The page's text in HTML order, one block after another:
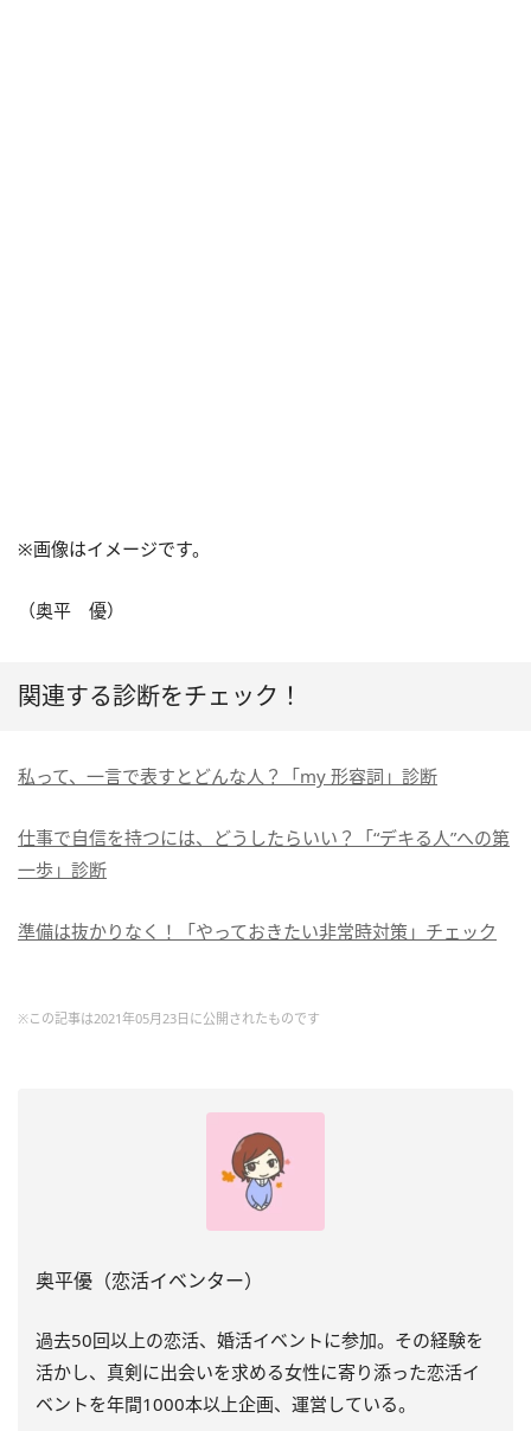
※画像はイメージです。
（奥平 優）
関連する診断をチェック！
私って、一言で表すとどんな人？「my 形容詞」診断
仕事で自信を持つには、どうしたらいい？「“デキる人”への第
一歩」診断
準備は抜かりなく！「やっておきたい非常時対策」チェック
※この記事は2021年05月23日に公開されたものです
奥平優（恋活イベンター）
過去50回以上の恋活、婚活イベントに参加。その経験を
活かし、真剣に出会いを求める女性に寄り添った恋活イ
ベントを年間1000本以上企画、運営している。